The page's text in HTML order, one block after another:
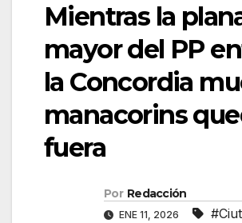
Mientras la
mayor del PP
la Concordia
manacorins
fuera
Por Redacción
ENE 11, 2026